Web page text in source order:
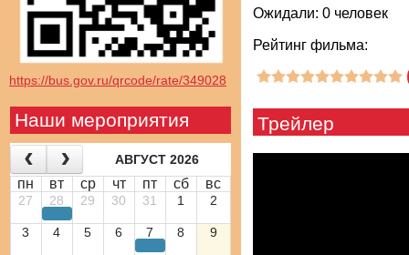
https://bus.gov.ru/qrcode/rate/349028
Наши мероприятия
АВГУСТ 2026
пн вт ср чт пт сб вс
27 28 29 30 31 1 2
3 4 5 6 7 8 9
Ожидали: 0 человек
Рейтинг фильма:
Трейлер